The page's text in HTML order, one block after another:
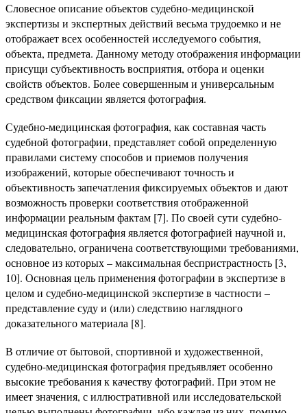
Словесное описание объектов судебно-медицинской
экспертизы и экспертных действий весьма трудоемко и не
отображает всех особенностей исследуемого события,
объекта, предмета. Данному методу отображения информации
присущи субъективность восприятия, отбора и оценки
свойств объектов. Более совершенным и универсальным
средством фиксации является фотография.
Судебно-медицинская фотография, как составная часть
судебной фотографии, представляет собой определенную
правилами систему способов и приемов получения
изображений, которые обеспечивают точность и
объективность запечатления фиксируемых объектов и дают
возможность проверки соответствия отображенной
информации реальным фактам [7]. По своей сути судебно-
медицинская фотография является фотографией научной и,
следовательно, ограничена соответствующими требованиями,
основное из которых – максимальная беспристрастность [3,
10]. Основная цель применения фотографии в экспертизе в
целом и судебно-медицинской экспертизе в частности –
представление суду и (или) следствию наглядного
доказательного материала [8].
В отличие от бытовой, спортивной и художественной,
судебно-медицинская фотография предъявляет особенно
высокие требования к качеству фотографий. При этом не
имеет значения, с иллюстративной или исследовательской